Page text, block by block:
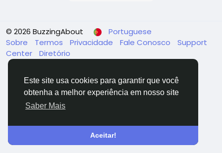
Este site usa cookies para garantir que você
obtenha a melhor experiência em nosso site
Saber Mais
Aceitar!
© 2026 BuzzingAbout
Portuguese
Sobre
Termos Privacidade Fale Conosco
Support
Center
Diretório